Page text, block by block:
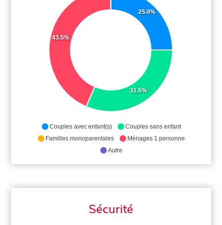
25.0%
31.5%
43.5%
Couples avec enfant(s)
Couples sans enfant
Familles monoparentales
Ménages 1 personne
Autre
Sécurité